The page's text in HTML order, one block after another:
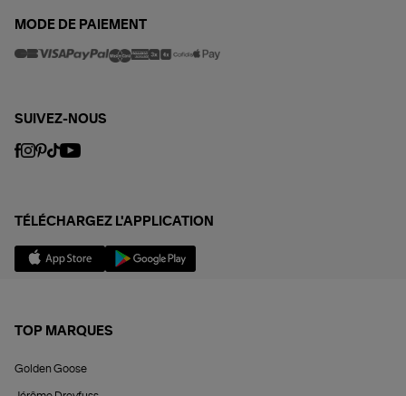
MODE DE PAIEMENT
SUIVEZ-NOUS
TÉLÉCHARGEZ L'APPLICATION
TOP MARQUES
Golden Goose